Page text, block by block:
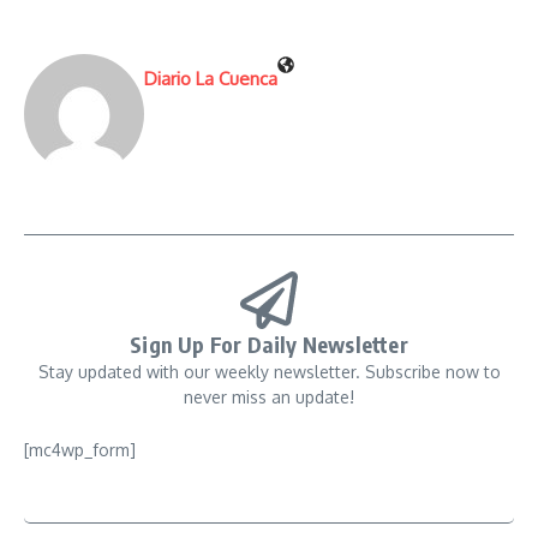
Diario La Cuenca
Sign Up For Daily Newsletter
Stay updated with our weekly newsletter. Subscribe now to
never miss an update!
[mc4wp_form]